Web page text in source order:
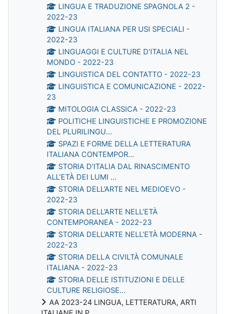
LINGUA E TRADUZIONE SPAGNOLA 2 -
2022-23
LINGUA ITALIANA PER USI SPECIALI -
2022-23
LINGUAGGI E CULTURE D’ITALIA NEL
MONDO - 2022-23
LINGUISTICA DEL CONTATTO - 2022-23
LINGUISTICA E COMUNICAZIONE - 2022-
23
MITOLOGIA CLASSICA - 2022-23
POLITICHE LINGUISTICHE E PROMOZIONE
DEL PLURILINGU...
SPAZI E FORME DELLA LETTERATURA
ITALIANA CONTEMPOR...
STORIA D’ITALIA DAL RINASCIMENTO
ALL’ETÀ DEI LUMI ...
STORIA DELL’ARTE NEL MEDIOEVO -
2022-23
STORIA DELL’ARTE NELL’ETÀ
CONTEMPORANEA - 2022-23
STORIA DELL’ARTE NELL’ETÀ MODERNA -
2022-23
STORIA DELLA CIVILTÀ COMUNALE
ITALIANA - 2022-23
STORIA DELLE ISTITUZIONI E DELLE
CULTURE RELIGIOSE...
AA 2023-24 LINGUA, LETTERATURA, ARTI